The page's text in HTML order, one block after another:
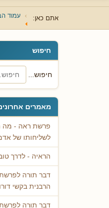
אתם כאן: עמוד
חיפוש
חיפוש...
מאמרים
פרשת ראה - מה
לשליחותו של
הראיה - לדרך
דבר תורה
הרבנית בקשי
דבר תורה